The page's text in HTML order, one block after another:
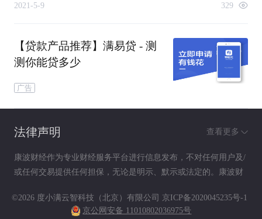
2021-5-9 329
【贷款产品推荐】满易贷 - 测
测你能贷多少
广告
法律声明 查看更多
康波财经作为专业财经服务平台进行信息发布，不对任何用户及/
或任何交易提供任何担保，无论是明示、默示或法定的。康波财
链接）仅供参考（如：历史或预期收益不代表实际收益），不作
为任何法律文件，亦不构成任何邀约、投资建议或承诺，用户应
©2026 度小满云智科技（北京）有限公司 京ICP备2020045235号-1
京公网安备 11010802036975号